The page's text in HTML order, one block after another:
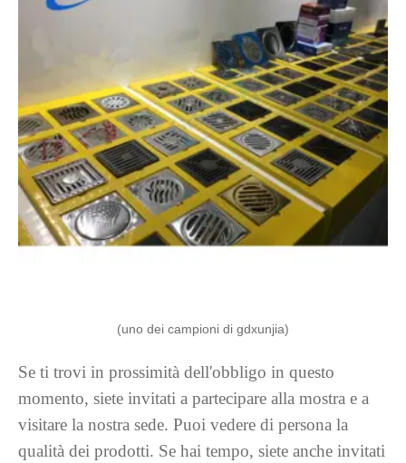
(uno dei campioni di gdxunjia)
Se ti trovi in ​​prossimità dell'obbligo in questo
momento, siete invitati a partecipare alla mostra e a
visitare la nostra sede. Puoi vedere di persona la
qualità dei prodotti. Se hai tempo, siete anche invitati